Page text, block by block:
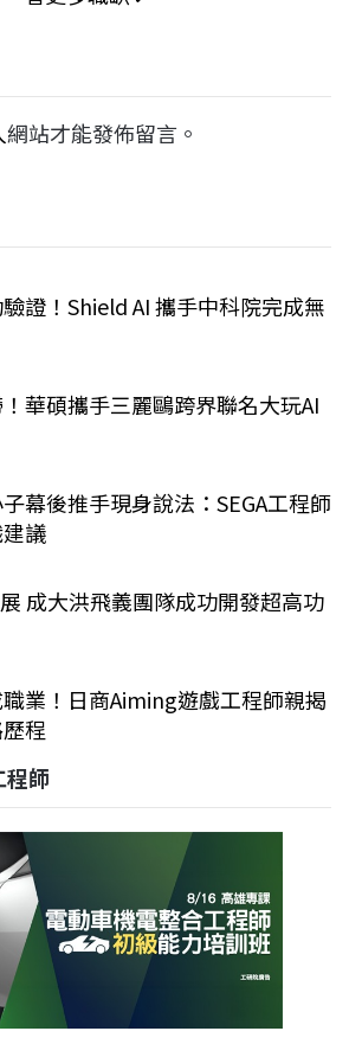
網站才能發佈留言。
證！Shield AI 攜手中科院完成無
華碩攜手三麗鷗跨界聯名大玩AI
幕後推手現身說法：SEGA工程師
議
成大洪飛義團隊成功開發超高功
業！日商Aiming遊戲工程師親揭
程
程師